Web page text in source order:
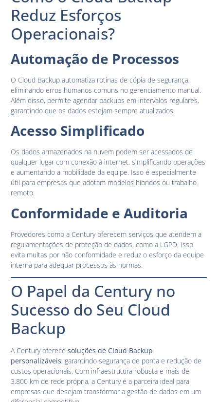
Reduz Esforços
Operacionais?
Automação de Processos
O Cloud Backup automatiza rotinas de cópia de segurança,
eliminando erros humanos comuns no gerenciamento manual.
Além disso, permite agendar backups em intervalos regulares,
garantindo que os dados estejam sempre atualizados.
Acesso Simplificado
Os dados armazenados na nuvem podem ser acessados de
qualquer lugar com conexão à internet, simplificando operações
e aumentando a mobilidade da equipe. Isso é especialmente
útil para empresas que adotam modelos híbridos ou trabalho
remoto.
Conformidade e Auditoria
Provedores como a Century oferecem serviços que atendem a
regulamentações de proteção de dados, como a LGPD. Isso
evita multas por não conformidade e reduz o esforço da equipe
interna para adequar processos às normas.
O Papel da Century no
Sucesso do Seu Cloud
Backup
A Century oferecesoluções de Cloud Backup
personalizáveis, garantindo segurança de ponta e redução de
custos operacionais. Com infraestrutura robusta e mais de
3.800 km de rede própria, a Century é a parceira ideal para
empresas que desejam transformar a gestão de dados em um